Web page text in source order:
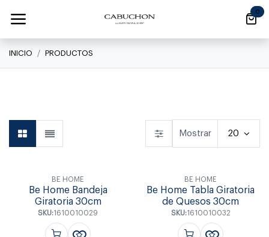
0
INICIO PRODUCTOS
Mostrar 20
BE HOME
Be Home Bandeja
Giratoria 30cm
SKU:1610010029
BE HOME
Be Home Tabla Giratoria
de Quesos 30cm
SKU:1610010032